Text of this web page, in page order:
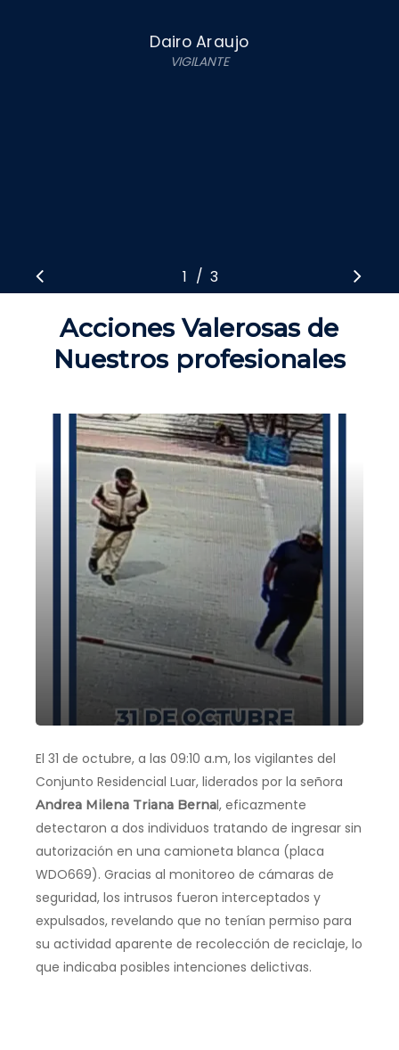
Dairo Araujo
VIGILANTE
1 2 3
/ 3
Acciones Valerosas de
Nuestros profesionales
El 31 de octubre, a las 09:10 a.m, los vigilantes del
Conjunto Residencial Luar, liderados por la señora
Andrea Milena Triana Bernal, eficazmente
detectaron a dos individuos tratando de ingresar sin
autorización en una camioneta blanca (placa
WDO669). Gracias al monitoreo de cámaras de
seguridad, los intrusos fueron interceptados y
expulsados, revelando que no tenían permiso para
su actividad aparente de recolección de reciclaje, lo
que indicaba posibles intenciones delictivas.